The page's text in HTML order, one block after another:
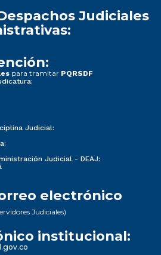
Judiciales
para tramitar PQRSDF
Judicial:
Judicial - DEAJ:
electrónico
Judiciales)
institucional: